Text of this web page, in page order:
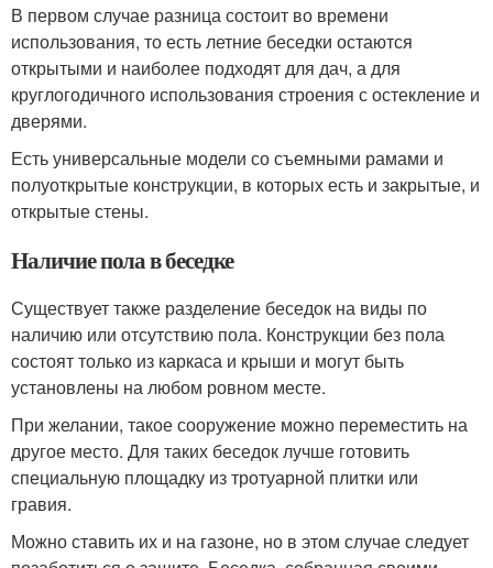
В первом случае разница состоит во времени
использования, то есть летние беседки остаются
открытыми и наиболее подходят для дач, а для
круглогодичного использования строения с остекление и
дверями.
Есть универсальные модели со съемными рамами и
полуоткрытые конструкции, в которых есть и закрытые, и
открытые стены.
Наличие пола в беседке
Существует также разделение беседок на виды по
наличию или отсутствию пола. Конструкции без пола
состоят только из каркаса и крыши и могут быть
установлены на любом ровном месте.
При желании, такое сооружение можно переместить на
другое место. Для таких беседок лучше готовить
специальную площадку из тротуарной плитки или
гравия.
Можно ставить их и на газоне, но в этом случае следует